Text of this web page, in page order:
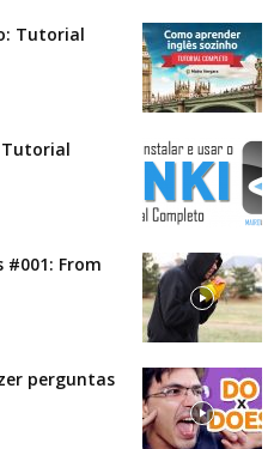
Tutorial
Tutorial
#001: From
perguntas